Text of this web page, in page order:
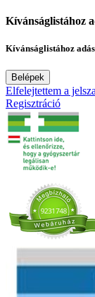
Kívánságlistához
Kívánságlistához
Belépek
Elfelejtettem a
Regisztráció